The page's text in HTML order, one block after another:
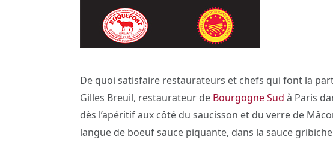
De quoi satisfaire restaurateurs et chefs qui font la
Gilles Breuil, restaurateur de Bourgogne Sud à Paris
dès l’apéritif aux côté du saucisson et du verre de
langue de boeuf sauce piquante, dans la sauce